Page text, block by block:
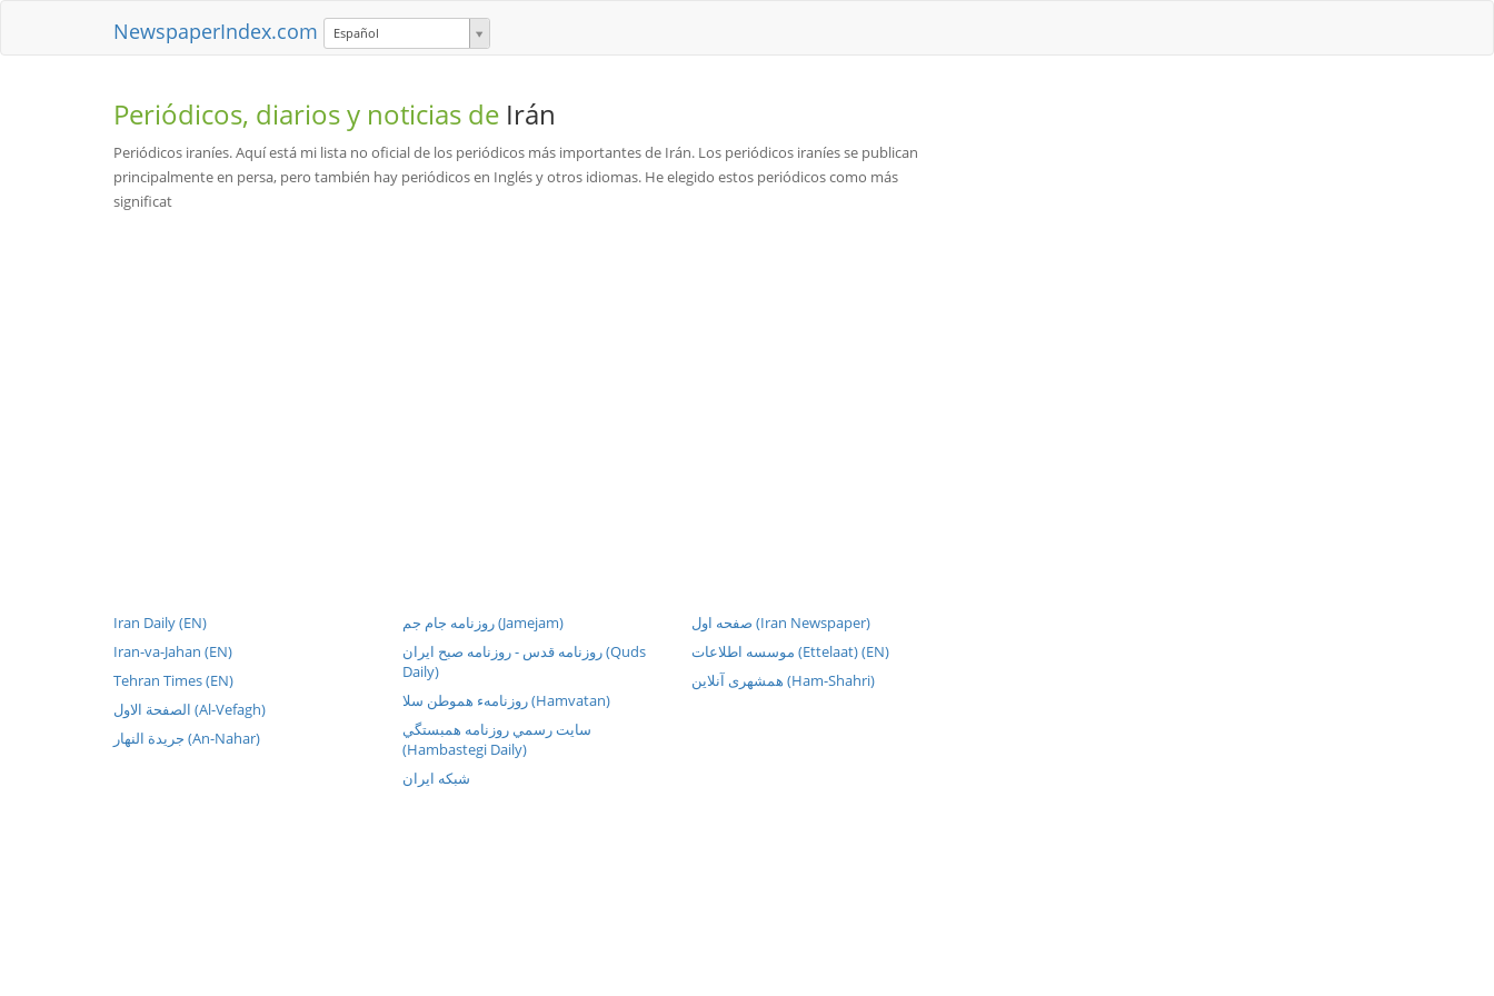
NewspaperIndex.com Español
Periódicos, diarios y noticias de Irán
Periódicos iraníes. Aquí está mi lista no oficial de los periódicos más importantes de Irán. Los periódicos iraníes se publican
principalmente en persa, pero también hay periódicos en Inglés y otros idiomas. He elegido estos periódicos como más
significat
Iran Daily (EN)
Iran-va-Jahan (EN)
Tehran Times (EN)
الصفحة الاول (Al-Vefagh)
جريدة النهار (An-Nahar)
روزنامه جام جم (Jamejam)
روزنامه قدس - روزنامه صبح ایران (Quds
Daily)
روزنامهء هموطن سلا (Hamvatan)
سايت رسمي روزنامه همبستگي
(Hambastegi Daily)
شبکه ايران
صفحه اول (Iran Newspaper)
موسسه اطلاعات (Ettelaat) (EN)
همشهری آنلاین (Ham-Shahri)